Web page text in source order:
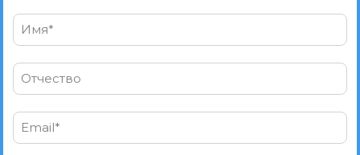
Имя*
Отчество
Email*